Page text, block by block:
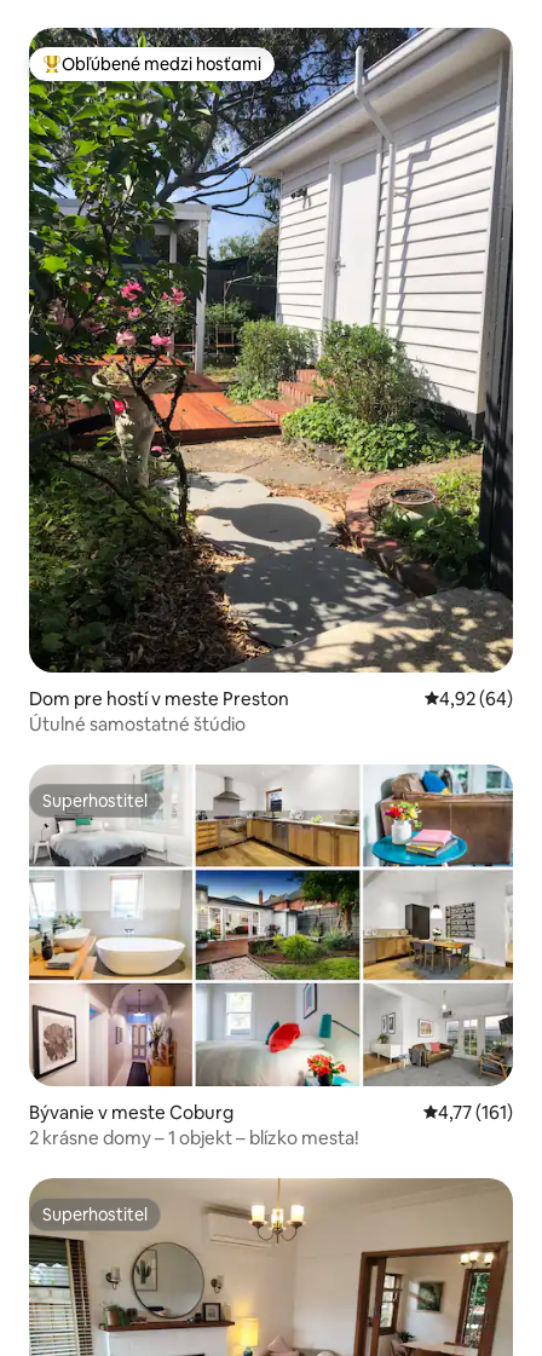
Najobľúbenejšie medzi hosťami
Obľúbené medzi hosťami
Dom pre hostí v meste Preston Priemerné
4,92 (64)
Útulné samostatné štúdio
Superhostiteľ
Superhostiteľ
Bývanie v meste Coburg Priemerné
4,77 (161)
2 krásne domy – 1 objekt – blízko mesta!
Superhostiteľ
Superhostiteľ